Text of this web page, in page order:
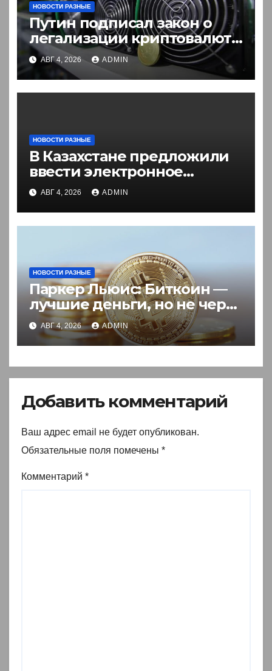
НОВОСТИ РАЗНЫЕ
Путин подписал закон о
легализации криптовалют
в России. Что нужно знать
АВГ 4, 2026 ADMIN
НОВОСТИ РАЗНЫЕ
В Казахстане предложили
ввести электронное
разрешение на въезд для
иностранцев
АВГ 4, 2026 ADMIN
НОВОСТИ РАЗНЫЕ
Паркер Льюис: Биткоин —
лучшие деньги, но не через
акции
АВГ 4, 2026 ADMIN
Добавить комментарий
Ваш адрес email не будет опубликован.
Обязательные поля помечены *
Комментарий *